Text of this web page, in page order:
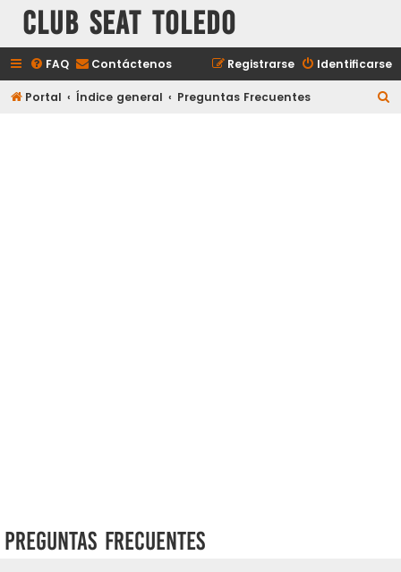
Club Seat Toledo
FAQ Contáctenos Identificarse
Registrarse
Portal Índice general Preguntas Frecuentes
Preguntas Frecuentes